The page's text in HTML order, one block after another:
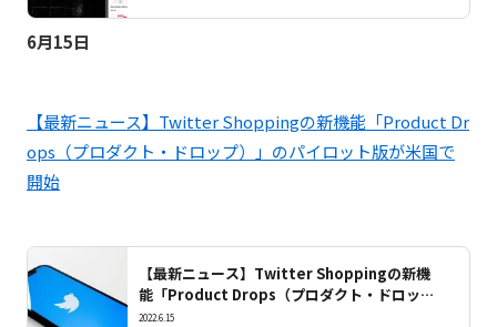
6月15日
【最新ニュース】Twitter Shoppingの新機能「Product Dr
ops（プロダクト・ドロップ）」のパイロット版が米国で
開始
【最新ニュース】Twitter Shoppingの新機
能「Product Drops（プロダクト・ドロッ
プ）」のパイロット版が米国で開始
2022.6.15